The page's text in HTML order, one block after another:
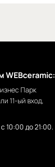
WEBceramic:
Парк
11-ый вход,
10:00 до 21:00.